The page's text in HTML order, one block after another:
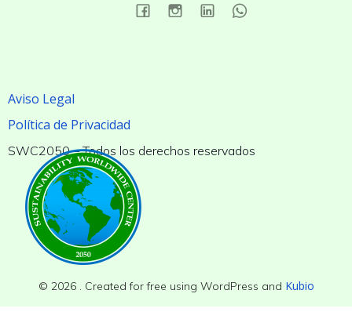
Aviso Legal
Política de Privacidad
SWC2050 – Todos los derechos reservados
© 2026 . Created for free using WordPress and Kubio